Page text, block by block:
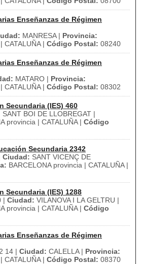
Enseñanzas de Régimen
MANRESA | Provincia:
CATALUÑA | Código Postal: 08240
Enseñanzas de Régimen
MATARO | Provincia:
CATALUÑA | Código Postal: 08302
Secundaria (IES) 460
SANT BOI DE LLOBREGAT |
provincia | CATALUÑA | Código
Secundaria 2342
Ciudad: SANT VICENÇ DE
BARCELONA provincia | CATALUÑA |
Secundaria (IES) 1288
| Ciudad: VILANOVA I LA GELTRU |
provincia | CATALUÑA | Código
Enseñanzas de Régimen
14 | Ciudad: CALELLA | Provincia:
CATALUÑA | Código Postal: 08370